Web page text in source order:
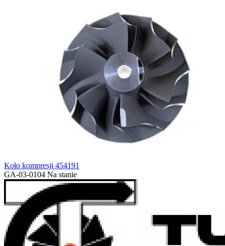
Koło kompresji 454191
GA-03-0104 Na stanie